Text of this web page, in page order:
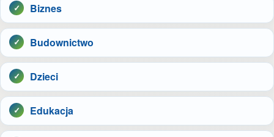
Biznes
Budownictwo
Dzieci
Edukacja